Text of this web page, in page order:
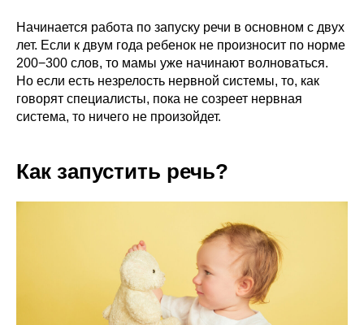
Начинается работа по запуску речи в основном с двух
лет. Если к двум года ребенок не произносит по норме
200−300 слов, то мамы уже начинают волноваться.
Но если есть незрелость нервной системы, то, как
говорят специалисты, пока не созреет нервная
система, то ничего не произойдет.
Как запустить речь?